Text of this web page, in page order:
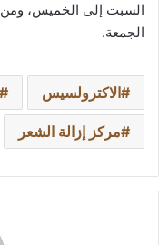
الجمعة.
الاكترولسيس
مركز إزالة الشعر